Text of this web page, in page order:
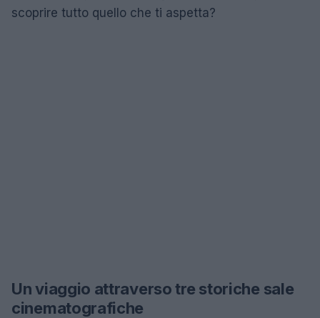
scoprire tutto quello che ti aspetta?
Un viaggio attraverso tre storiche sale
cinematografiche